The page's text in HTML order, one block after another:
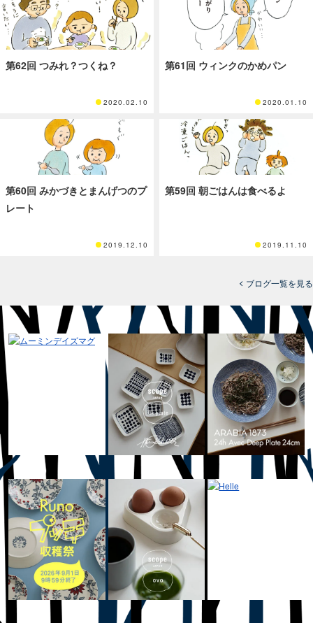
第62回 つみれ？つくね？
2020.02.10
第61回 ウィンクのかめパン
2020.01.10
第60回 みかづきとまんげつのプ
レート
2019.12.10
第59回 朝ごはんは食べるよ
2019.11.10
ブログ一覧を見る